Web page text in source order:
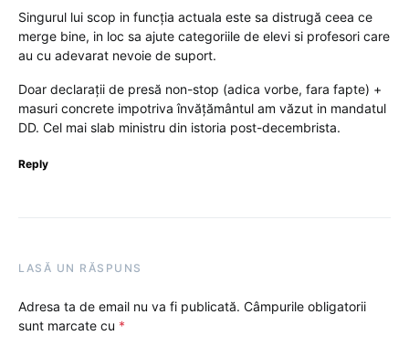
Singurul lui scop in funcția actuala este sa distrugă ceea ce
merge bine, in loc sa ajute categoriile de elevi si profesori care
au cu adevarat nevoie de suport.
Doar declarații de presă non-stop (adica vorbe, fara fapte) +
masuri concrete impotriva învățământul am văzut in mandatul
DD. Cel mai slab ministru din istoria post-decembrista.
Reply
LASĂ UN RĂSPUNS
Adresa ta de email nu va fi publicată. Câmpurile obligatorii
sunt marcate cu *